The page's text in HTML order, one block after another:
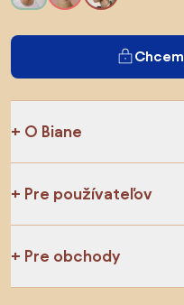
O Biane
Pre používateľov
Pre obchody